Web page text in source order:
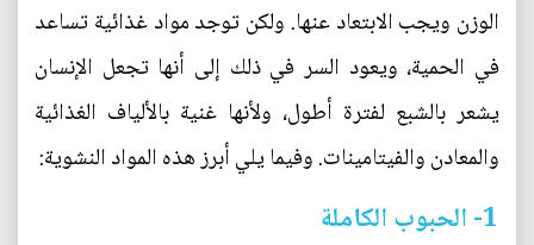
الوزن ويجب الابتعاد عنها. ولكن توجد مواد غذائية تساعد
في الحمية، ويعود السر في ذلك إلى أنها تجعل الإنسان
يشعر بالشبع لفترة أطول، ولأنها غنية بالألياف الغذائية
والمعادن والفيتامينات. وفيما يلي أبرز هذه المواد النشوية:
1- الحبوب الكاملة